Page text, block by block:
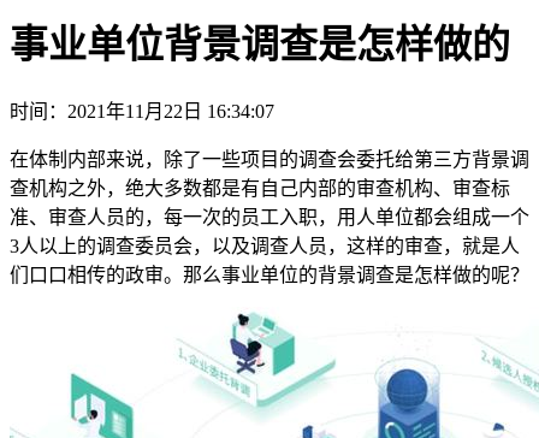
事业单位背景调查是怎样做的
时间：2021年11月22日 16:34:07
在体制内部来说，除了一些项目的调查会委托给第三方背景调
查机构之外，绝大多数都是有自己内部的审查机构、审查标
准、审查人员的，每一次的员工入职，用人单位都会组成一个
3人以上的调查委员会，以及调查人员，这样的审查，就是人
们口口相传的政审。那么事业单位的背景调查是怎样做的呢？